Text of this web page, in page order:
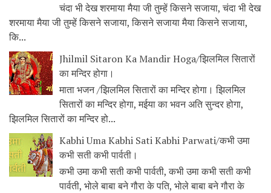
चंदा भी देख शरमाया मैया जी तुम्हें किसने सजाया, चंदा भी देख
शरमाया मैया जी तुम्हें किसने सजाया, किसने सजाया मैया किसने सजाया,
कि...
Jhilmil Sitaron Ka Mandir Hoga/झिलमिल सितारों
का मन्दिर होगा।
माता भजन /झिलमिल सितारों का मन्दिर होगा। झिलमिल
सितारों का मन्दिर होगा, मईया का भवन अति सुन्दर होगा,
झिलमिल सितारों का मन्दिर हो...
Kabhi Uma Kabhi Sati Kabhi Parwati/कभी उमा
कभी सती कभी पार्वती।
कभी उमा कभी सती कभी पार्वती, कभी उमा कभी सती कभी
पार्वती, भोले बाबा बने गौरा के पति, भोले बाबा बने गौरा के